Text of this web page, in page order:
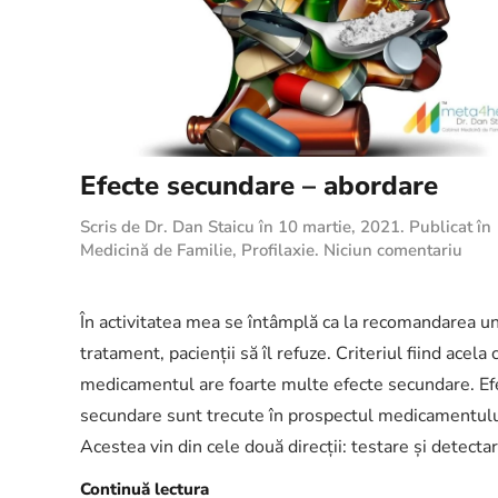
Efecte secundare – abordare
Scris de Dr. Dan Staicu în 10 martie, 2021. Publicat în
Medicină de Familie, Profilaxie. Niciun comentariu
–
În activitatea mea se întâmplă ca la recomandarea
tratament, pacienții să îl refuze. Criteriul fiind acela
medicamentul are foarte multe efecte secundare.
secundare sunt trecute în prospectul
Acestea vin din cele două direcții: testare și
Continuă lectura